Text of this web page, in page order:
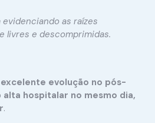
as raízes
livres e descomprimidas.
excelente evolução no pós-
alta hospitalar no mesmo dia,
.